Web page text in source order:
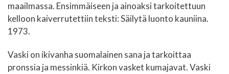
maailmassa. Ensimmäiseen ja ainoaksi tarkoitettuun
kelloon kaiverrutettiin teksti: Säilytä luonto kauniina.
1973.
Vaski on ikivanha suomalainen sana ja tarkoittaa
pronssia ja messinkiä. Kirkon vasket kumajavat. Vaski